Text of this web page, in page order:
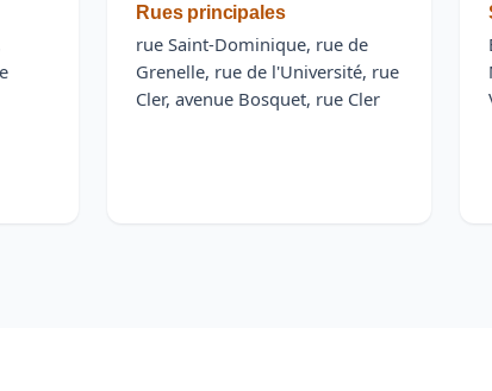
Rues principales
rue Saint-Dominique, rue de
Grenelle, rue de l'Université, rue
Cler, avenue Bosquet, rue Cler